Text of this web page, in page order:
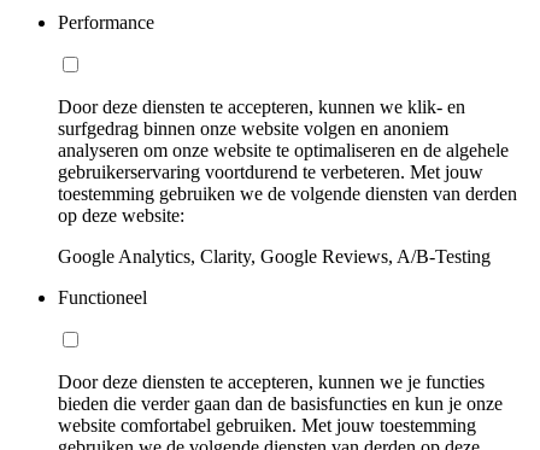
Performance
Door deze diensten te accepteren, kunnen we klik- en
surfgedrag binnen onze website volgen en anoniem
analyseren om onze website te optimaliseren en de algehele
gebruikerservaring voortdurend te verbeteren. Met jouw
toestemming gebruiken we de volgende diensten van derden
op deze website:
Google Analytics, Clarity, Google Reviews, A/B-Testing
Functioneel
Door deze diensten te accepteren, kunnen we je functies
bieden die verder gaan dan de basisfuncties en kun je onze
website comfortabel gebruiken. Met jouw toestemming